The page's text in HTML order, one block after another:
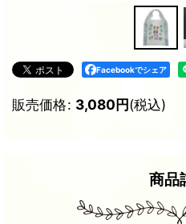
Facebookでシェア
販売価格: 3,080円(税込)
商品